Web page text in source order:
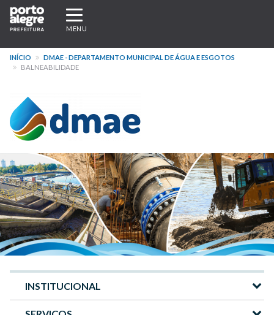
Pular
para
conteúdo
principal
Expandir/recolher
navegação
MENU
INÍCIO
DMAE - DEPARTAMENTO MUNICIPAL DE ÁGUA E ESGOTOS
BALNEABILIDADE
Menu
INSTITUCIONAL